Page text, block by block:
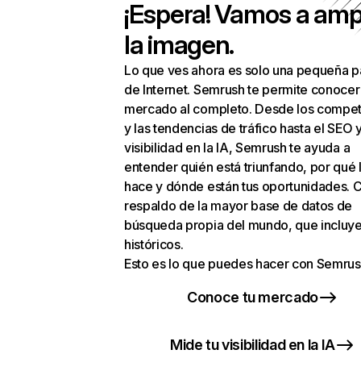
¡Espera! Vamos a
la imagen.
Lo que ves ahora es solo una pequeña
de Internet. Semrush te permite
mercado al completo. Desde los
y las tendencias de tráfico hasta el SEO
visibilidad en la IA, Semrush te ayuda a
entender quién está triunfando, por qué
hace y dónde están tus oportunidades.
respaldo de la mayor base de datos de
búsqueda propia del mundo, que
históricos.
Esto es lo que puedes hacer con
Conoce tu mercado
Mide tu visibilidad en la IA